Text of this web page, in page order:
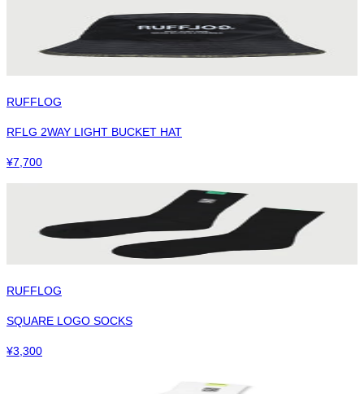
RUFFLOG
RFLG 2WAY LIGHT BUCKET HAT
¥7,700
RUFFLOG
SQUARE LOGO SOCKS
¥3,300